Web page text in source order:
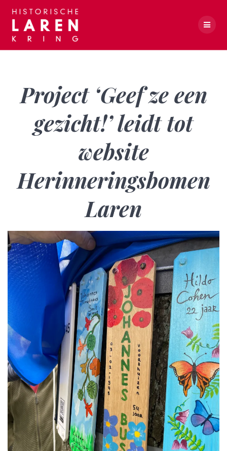
Project ‘Geef ze een
gezicht!’ leidt tot
website
Herinneringsbomen
Laren